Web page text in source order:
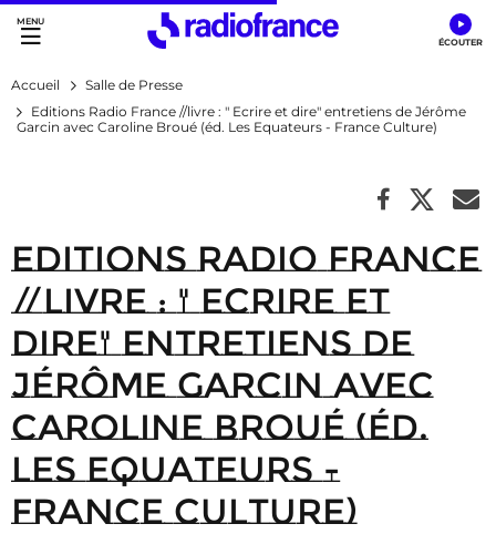
Accès direct :
Menu principal
Contenu
Accueil
Salle de Presse
Editions Radio France //livre : " Ecrire et dire" entretiens de Jérôme
Garcin avec Caroline Broué (éd. Les Equateurs - France Culture)
Editions Radio France
//livre : " Ecrire et
dire" entretiens de
Jérôme Garcin avec
Caroline Broué (éd.
Les Equateurs -
France Culture)